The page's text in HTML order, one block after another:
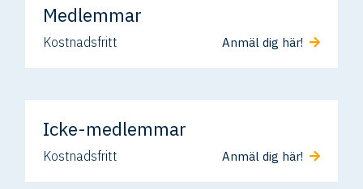
Medlemmar
Kostnadsfritt Anmäl dig här!
Icke-medlemmar
Kostnadsfritt Anmäl dig här!